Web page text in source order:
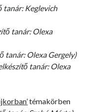
tanár: Keglevich
tanár: Olexa
tanár: Olexa Gergely)
tanár: Olexa
témakörben